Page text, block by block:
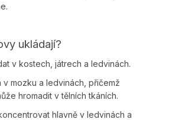
ukládají?
v kostech, játrech a ledvinách.
v mozku a ledvinách, přičemž
hromadit v tělních tkáních.
hlavně v ledvinách a